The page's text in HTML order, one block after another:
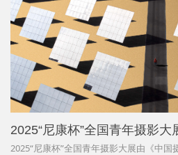
2025“尼康杯”全国青年摄影
2025“尼康杯”全国青年摄影大展由《中